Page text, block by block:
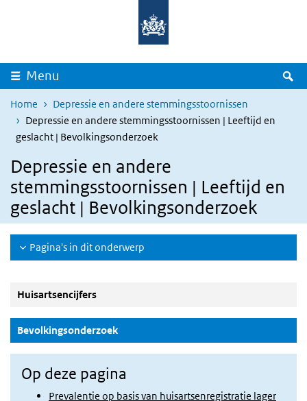
Overslaan en naar de inhoud gaan
Menu
Home
Depressie en andere stemmingsstoornissen
Depressie en andere stemmingsstoornissen | Leeftijd en
geslacht | Bevolkingsonderzoek
Depressie en andere
stemmingsstoornissen | Leeftijd en
geslacht | Bevolkingsonderzoek
Pagina's in dit onderwerp
Huisartsencijfers
Bevolkingsonderzoek(Actieve knop)
Op deze pagina
Prevalentie op basis van huisartsenregistratie lager